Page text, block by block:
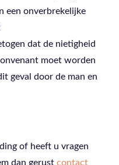
een onverbrekelijke
dat de nietigheid
moet worden
geval door de man en
of heeft u vragen
dan gerust contact